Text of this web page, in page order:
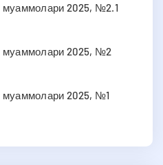
муаммолари 2025, №2.1
муаммолари 2025, №2
муаммолари 2025, №1